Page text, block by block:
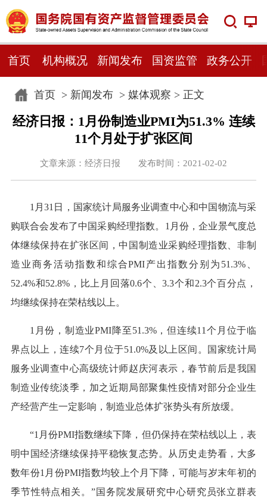
首页 机构概况 新闻发布 国资监管 政务公开
首页> 新闻发布> 媒体观察 > 正文
经济日报：1月份制造业PMI为51.3% 连续
11个月处于扩张区间
文章来源：经济日报 发布时间：2021-02-02
1月31日，国家统计局服务业调查中心和中国物流与采
购联合会发布了中国采购经理指数。1月份，企业景气度总
体继续保持在扩张区间，中国制造业采购经理指数、非制
造业商务活动指数和综合PMI产出指数分别为51.3%、
52.4%和52.8%，比上月回落0.6个、3.3个和2.3个百分点，
均继续保持在荣枯线以上。
1月份，制造业PMI降至51.3%，但连续11个月位于临
界点以上，连续7个月位于51.0%及以上区间。国家统计局
服务业调查中心高级统计师赵庆河表示，春节前后是我国
制造业传统淡季，加之近期局部聚集性疫情对部分企业生
产经营产生一定影响，制造业总体扩张势头有所放缓。
“1月份PMI指数继续下降，但仍保持在荣枯线以上，表
明中国经济继续保持平稳恢复态势。从历史走势看，大多
数年份1月份PMI指数均较上个月下降，可能与岁末年初的
季节性特点相关。”国务院发展研究中心研究员张立群表